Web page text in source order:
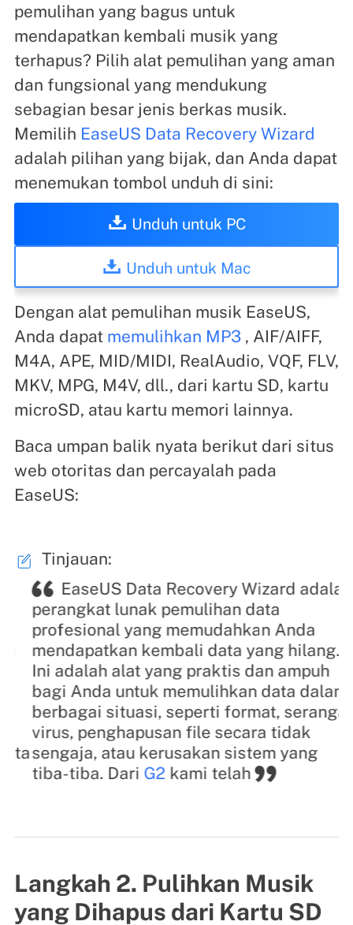
pemulihan yang bagus untuk
mendapatkan kembali musik yang
terhapus? Pilih alat pemulihan yang aman
dan fungsional yang mendukung
sebagian besar jenis berkas musik.
Memilih EaseUS Data Recovery Wizard
adalah pilihan yang bijak, dan Anda dapat
menemukan tombol unduh di sini:
Unduh untuk PC
Unduh untuk Mac
Dengan alat pemulihan musik EaseUS,
Anda dapat memulihkan MP3, AIF/AIFF,
M4A, APE, MID/MIDI, RealAudio, VQF, FLV,
MKV, MPG, M4V, dll., dari kartu SD, kartu
microSD, atau kartu memori lainnya.
Baca umpan balik nyata berikut dari situs
web otoritas dan percayalah pada
EaseUS:
Tinjauan:
EaseUS Data Recovery Wizard adalah
perangkat lunak pemulihan data
profesional yang memudahkan Anda
mendapatkan kembali data yang hilang.
Ini adalah alat yang praktis dan ampuh
bagi Anda untuk memulihkan data dalam
berbagai situasi, seperti format, serangan
virus, penghapusan file secara tidak
sengaja, atau kerusakan sistem yang
tiba-tiba. DariG2kami telah
Langkah 2. Pulihkan Musik
yang Dihapus dari Kartu SD